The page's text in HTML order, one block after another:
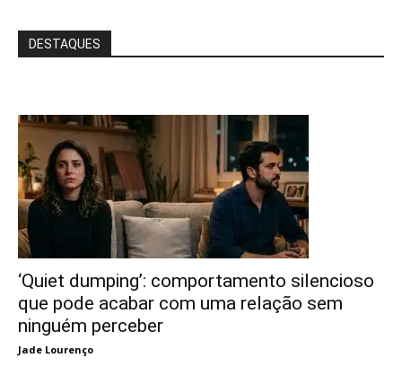
DESTAQUES
‘Quiet dumping’: comportamento silencioso
que pode acabar com uma relação sem
ninguém perceber
Jade Lourenço